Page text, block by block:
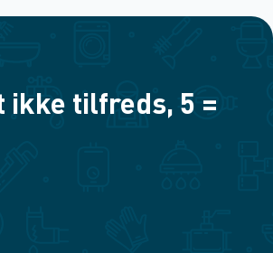
ikke tilfreds, 5 =